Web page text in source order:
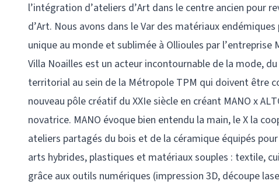
l’intégration d’ateliers d’Art dans le centre ancien pour
d’Art. Nous avons dans le Var des matériaux
unique au monde et sublimée à Ollioules par l’entreprise
Villa Noailles est un acteur incontournable de la mode,
territorial au sein de la Métropole TPM qui doivent être
nouveau pôle créatif du XXIe siècle en créant MANO x
novatrice. MANO évoque bien entendu la main, le X la
ateliers partagés du bois et de la céramique équipés
arts hybrides, plastiques et matériaux souples : textile,
grâce aux outils numériques (impression 3D, découpe